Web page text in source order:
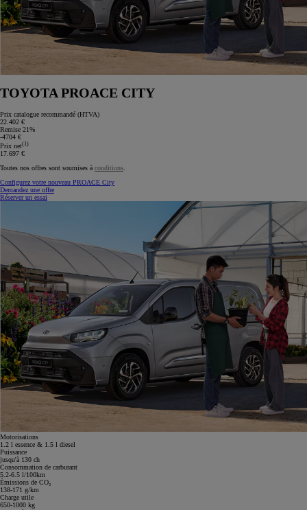
TOYOTA PROACE CITY
Prix catalogue recommandé (HTVA)
22.402 €
Remise 21%
-4704 €
Prix net(1)
17.697 €
Toutes nos offres sont soumises à conditions
Configurez votre nouveau PROACE City
Demandez une offre
Réserver un essai
Motorisations
1.2 l essence & 1.5 l diesel
Puissance
jusqu'à 130 ch
Consommation de carburant
5.2-6.5 l/100km
Émissions de CO₂
138-171 g/km
Charge utile
650-1000 kg